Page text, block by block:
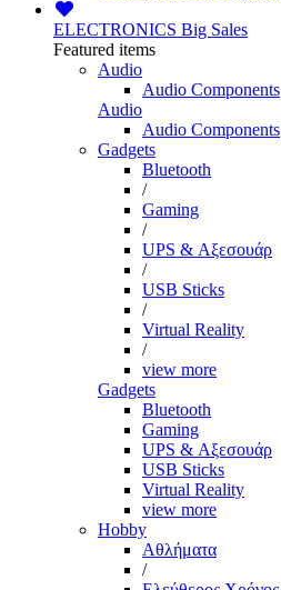
ELECTRONICS Big Sales
Featured items
Audio
Audio Components
Audio
Audio Components
Gadgets
Bluetooth
/
Gaming
/
UPS & Αξεσουάρ
/
USB Sticks
/
Virtual Reality
/
view more
Gadgets
Bluetooth
Gaming
UPS & Αξεσουάρ
USB Sticks
Virtual Reality
view more
Hobby
Αθλήματα
/